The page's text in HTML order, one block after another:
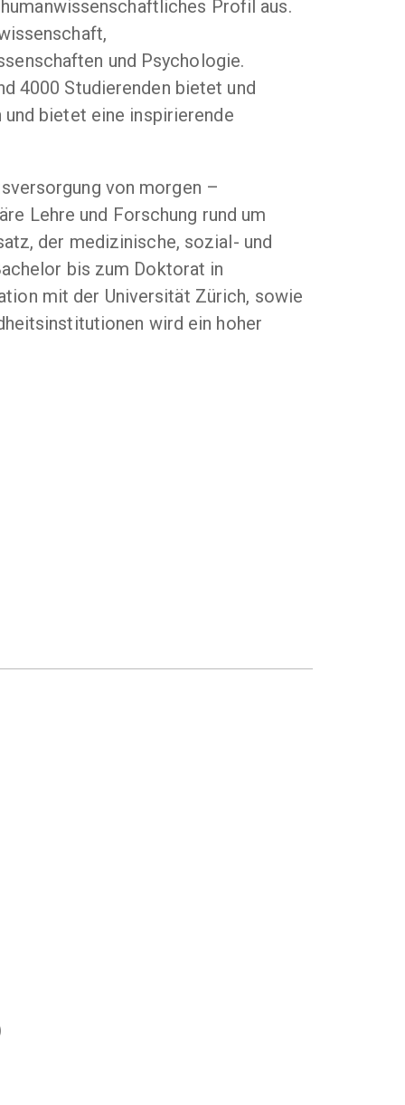
Profil aus.
und Psychologie.
4000 Studierenden bietet und
bietet eine inspirierende
von morgen –
Lehre und Forschung rund um
der medizinische, sozial- und
bis zum Doktorat in
mit der Universität Zürich, sowie
wird ein hoher